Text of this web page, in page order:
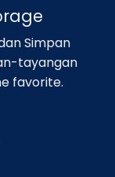
Simpan
tayangan
favorite.